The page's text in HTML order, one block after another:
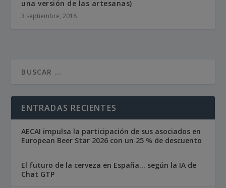
una versión de las artesanas)
3 septiembre, 2018
ENTRADAS RECIENTES
AECAI impulsa la participación de sus asociados en
European Beer Star 2026 con un 25 % de descuento
El futuro de la cerveza en España… según la IA de
Chat GTP